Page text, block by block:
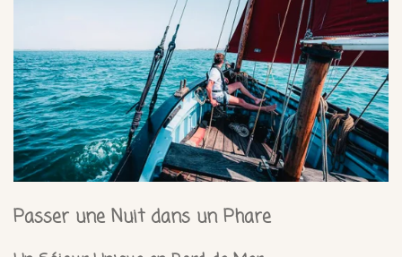
Passer une Nuit dans un Phare